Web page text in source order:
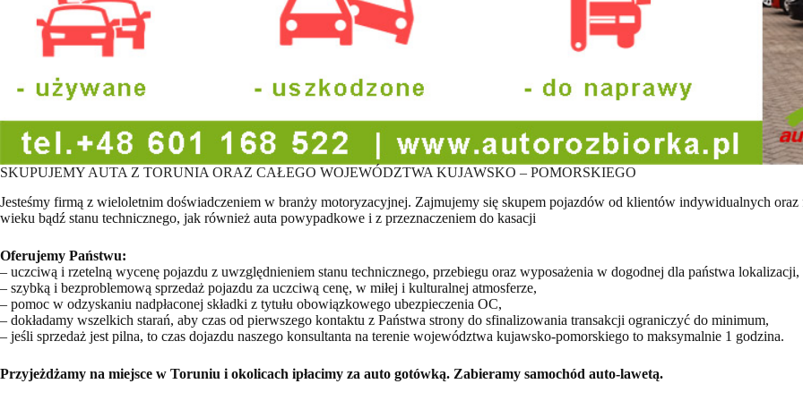
SKUPUJEMY AUTA Z TORUNIA ORAZ CAŁEGO WOJEWÓDZTWA KUJAWSKO – POMORSKIEGO
Jesteśmy firmą z wieloletnim doświadczeniem w branży motoryzacyjnej. Zajmujemy się skupem pojazdów od klientów indywidualnych
wieku bądź stanu technicznego, jak również auta powypadkowe i z przeznaczeniem do kasacji
Oferujemy Państwu:
– uczciwą i rzetelną wycenę pojazdu z uwzględnieniem stanu technicznego, przebiegu oraz wyposażenia w dogodnej dla państwa lokalizacji,
– szybką i bezproblemową sprzedaż pojazdu za uczciwą cenę, w miłej i kulturalnej atmosferze,
– pomoc w odzyskaniu nadpłaconej składki z tytułu obowiązkowego ubezpieczenia OC,
– dokładamy wszelkich starań, aby czas od pierwszego kontaktu z Państwa strony do sfinalizowania transakcji ograniczyć do minimum,
– jeśli sprzedaż jest pilna, to czas dojazdu naszego konsultanta na terenie województwa kujawsko-pomorskiego to maksymalnie 1 godzina.
Przyjeżdżamy na miejsce w Toruniu i okolicach ipłacimy za auto gotówką. Zabieramy samochód auto-lawetą.